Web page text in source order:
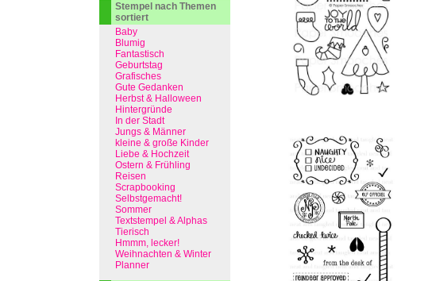
Stempel nach Themen
sortiert
Baby
Blumig
Fantastisch
Geburtstag
Grafisches
Gute Gedanken
Herbst & Halloween
Hintergründe
In der Stadt
Jungs & Männer
kleine & große Kinder
Liebe & Hochzeit
Ostern & Frühling
Reisen
Scrapbooking
Selbstgemacht!
Sommer
Textstempel & Alphas
Tierisch
Hmmm, lecker!
Weihnachten & Winter
Planner